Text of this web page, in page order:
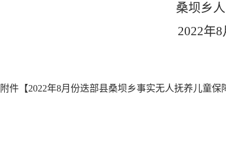
桑坝乡
2022年8
附件【2022年8月份迭部县桑坝乡事实无人抚养儿童保